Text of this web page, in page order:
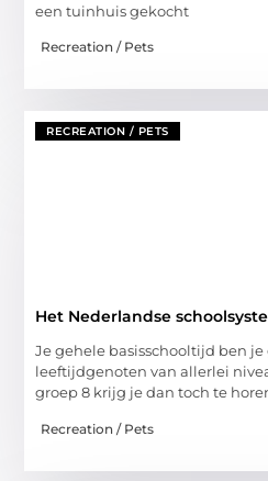
een tuinhuis gekocht
Recreation / Pets
RECREATION / PETS
Het Nederlandse
Je gehele basisschooltijd ben
leeftijdgenoten van allerlei
groep 8 krijg je dan toch te
Recreation / Pets